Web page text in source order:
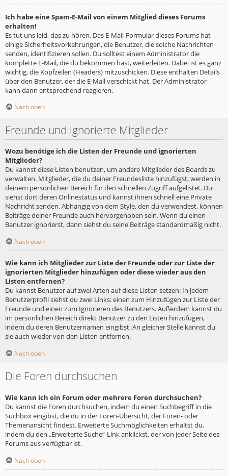
Ich habe eine Spam-E-Mail von einem Mitglied dieses Forums
erhalten!
Es tut uns leid, das zu hören. Das E-Mail-Formular dieses Forums hat
einige Sicherheitsvorkehrungen, die Benutzer, die solche Nachrichten
senden, identifizieren sollen. Du solltest einem Administrator die
komplette E-Mail, die du bekommen hast, weiterleiten. Dabei ist es ganz
wichtig, die Kopfzeilen (Headers) mitzuschicken. Diese enthalten Details
über den Benutzer, der die E-Mail verschickt hat. Der Administrator
kann dann entsprechend reagieren.
Nach oben
Freunde und ignorierte Mitglieder
Wozu benötige ich die Listen der Freunde und ignorierten
Mitglieder?
Du kannst diese Listen benutzen, um andere Mitglieder des Boards zu
verwalten. Mitglieder, die du deiner Freundesliste hinzufügst, werden in
deinem persönlichen Bereich für den schnellen Zugriff aufgelistet. Du
siehst dort deren Onlinestatus und kannst ihnen schnell eine Private
Nachricht senden. Abhängig von dem Style, den du verwendest, können
Beiträge deiner Freunde auch hervorgehoben sein. Wenn du einen
Benutzer ignorierst, dann siehst du seine Beiträge standardmäßig nicht.
Nach oben
Wie kann ich Mitglieder zur Liste der Freunde oder zur Liste der
ignorierten Mitglieder hinzufügen oder diese wieder aus den
Listen entfernen?
Du kannst Benutzer auf zwei Arten auf diese Listen setzen: In jedem
Benutzerprofil siehst du zwei Links: einen zum Hinzufügen zur Liste der
Freunde und einen zum Ignorieren des Benutzers. Außerdem kannst du
im persönlichen Bereich direkt Benutzer zu den Listen hinzufügen,
indem du deren Benutzernamen eingibst. An gleicher Stelle kannst du
sie auch wieder von den Listen entfernen.
Nach oben
Die Foren durchsuchen
Wie kann ich ein Forum oder mehrere Foren durchsuchen?
Du kannst die Foren durchsuchen, indem du einen Suchbegriff in die
Suchbox eingibst, die du in der Foren-Übersicht, der Foren- oder
Themenansicht findest. Erweiterte Suchmöglichkeiten erhältst du,
indem du den „Erweiterte Suche“-Link anklickst, der von jeder Seite des
Forums aus verfügbar ist.
Nach oben